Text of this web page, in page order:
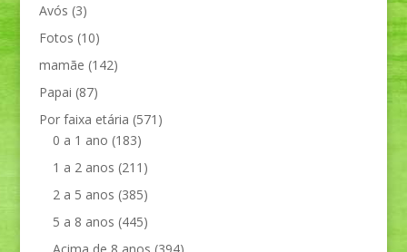
Avós (3)
Fotos (10)
mamãe (142)
Papai (87)
Por faixa etária (571)
0 a 1 ano (183)
1 a 2 anos (211)
2 a 5 anos (385)
5 a 8 anos (445)
Acima de 8 anos (394)